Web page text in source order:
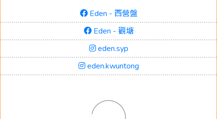
Eden - 西營盤
Eden - 觀塘
eden.syp
eden.kwuntong